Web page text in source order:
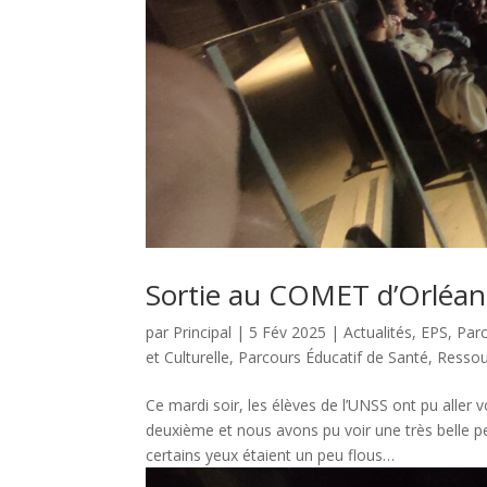
Sortie au COMET
par Principal | 5 Fév 2025 |Actualités, EPS,
et Culturelle, Parcours Éducatif de Santé,
Ce mardi soir, les élèves de l’UNSS ont pu
deuxième et nous avons pu voir une très belle
certains yeux étaient un peu flous…